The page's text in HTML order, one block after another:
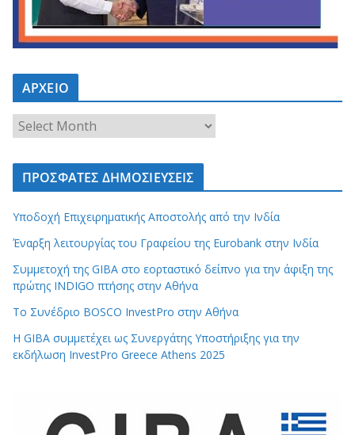
ΑΡΧΕΙΟ
ΠΡΟΣΦΑΤΕΣ ΔΗΜΟΣΙΕΥΣΕΙΣ
Υποδοχή Επιχειρηματικής Αποστολής από την Ινδία
Έναρξη λειτουργίας του Γραφείου της Eurobank στην Ινδία
Συμμετοχή της GIBA στο εορταστικό δείπνο για την άφιξη της
πρώτης INDIGO πτήσης στην Αθήνα
Το Συνέδριο BOSCO InvestPro στην Αθήνα
Η GIBA συμμετέχει ως Συνεργάτης Υποστήριξης για την
εκδήλωση InvestPro Greece Athens 2025